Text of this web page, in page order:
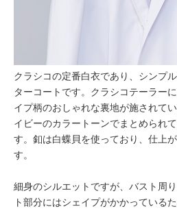
クラシコの定番白衣であり、シンプ
ターコートです。クラシコテーラー
イプ柄のおしゃれな裏地が施されて
イビーのカラートーンでまとめられ
す。釦は白蝶貝を使っており、仕上
す。
細身のシルエットですが、バスト周
ト部分にはシェイプがかかっている